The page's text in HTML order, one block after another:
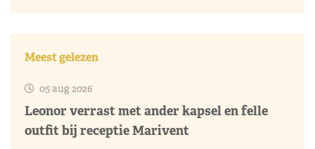
Meest gelezen
05 aug 2026
Leonor verrast met ander kapsel en felle
outfit bij receptie Marivent